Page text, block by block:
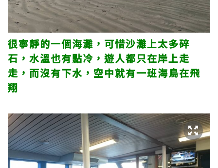
很寧靜的一個海灘，可惜沙灘上太多碎
石，水溫也有點冷，遊人都只在岸上走
走，而沒有下水，空中就有一班海鳥在飛
翔